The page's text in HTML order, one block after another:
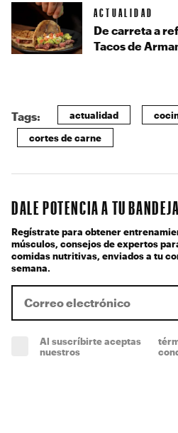
ACTUALIDAD
De carreta a
Tacos de
Tags: actualidad
cortes de carne
DALE POTENCIA A TU
Regístrate para obtener
músculos, consejos de expertos
comidas nutritivas, enviados a tu
semana.
Al suscríbirte aceptas
nuestros